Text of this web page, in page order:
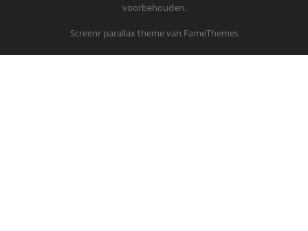
voorbehouden.
Screenr parallax themevan FameThemes